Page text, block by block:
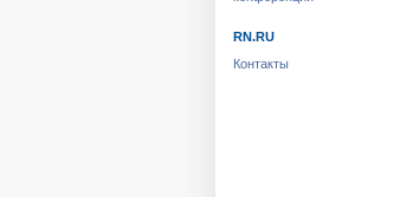
RN.RU
Контакты